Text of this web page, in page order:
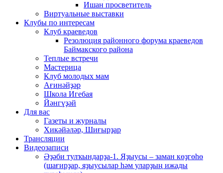
Ишан просветитель
Виртуальные выставки
Клубы по интересам
Клуб краеведов
Резолюция районного форума краеведов
Баймакского района
Теплые встречи
Мастерица
Клуб молодых мам
Ағинәйҙәр
Школа Игебая
Йәнгүҙәй
Для вас
Газеты и журналы
Хикәйәләр, Шиғырҙар
Трансляции
Видеозаписи
Әҙәби тулҡындарҙа-1. Яҙыусы – заман көҙгөһө
(шағирҙар, яҙыусылар һәм уларҙың ижады